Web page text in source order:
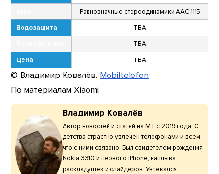
Равнозначные стереодинамики AAC 1115
Водозащита TBA
TBA
Цена TBA
© Владимир Ковалёв. Mobiltelefon
По материалам Xiaomi
Владимир Ковалёв
Автор новостей и статей на МТ с 2019 года. С
детства страстно увлечён телефонами и всем,
что с ними связано. Был свидетелем рождения
Nokia 3310 и первого iPhone, наплыва
раскладушек и слайдеров. Увлекался